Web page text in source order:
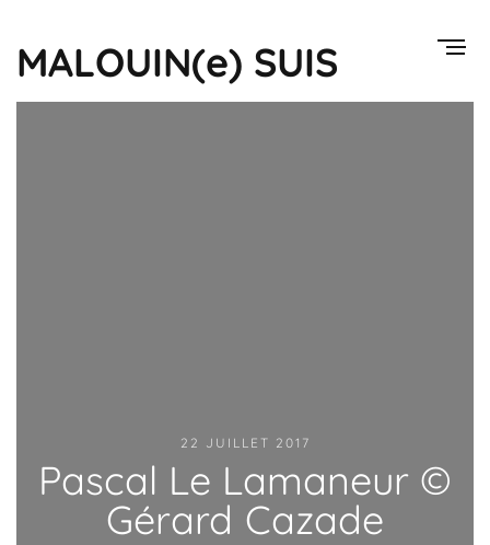
MALOUIN(e) SUIS
22 JUILLET 2017
Pascal Le Lamaneur ©
Gérard Cazade